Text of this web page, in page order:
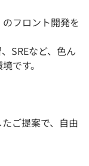
フロント開発を
SREなど、色ん
です。
ご提案で、自由